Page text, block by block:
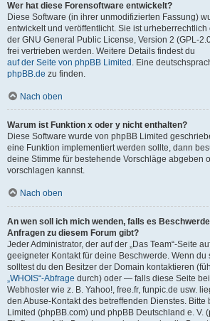
Wer hat diese Forensoftware entwickelt?
Diese Software (in ihrer unmodifizierten Fassung)
entwickelt und veröffentlicht. Sie ist
der GNU General Public License, Version 2 (GPL-
frei vertrieben werden. Weitere Details findest du
auf der Seite von phpBB Limited . Eine
phpBB.de zu finden.
Nach oben
Warum ist Funktion x oder y nicht enthalten?
Diese Software wurde von phpBB Limited
eine Funktion implementiert werden sollte, dann
deine Stimme für bestehende Vorschläge abgeben
vorschlagen kannst.
Nach oben
An wen soll ich mich wenden, falls es
Anfragen zu diesem Forum gibt?
Jeder Administrator, der auf der „Das Team“-Seite
geeigneter Kontakt für deine Beschwerde. Wenn du
solltest du den Besitzer der Domain kontaktieren
„WHOIS“-Abfrage durch) oder — falls diese Seite
Webhoster wie z. B. Yahoo!, free.fr, funpic.de usw.
den Abuse-Kontakt des betreffenden Dienstes. Bitte
Limited (phpBB.com) und phpBB Deutschland e. V.